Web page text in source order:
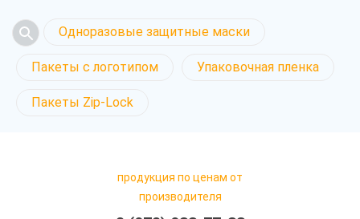
Одноразовые защитные маски
Пакеты с логотипом Упаковочная пленка
Пакеты Zip-Lock
продукция по ценам от
производителя